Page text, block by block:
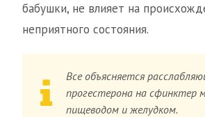
бабушки, не влияет на
неприятного состояния.
Все объясняется
прогестерона на сфинктер
пищеводом и желудком.